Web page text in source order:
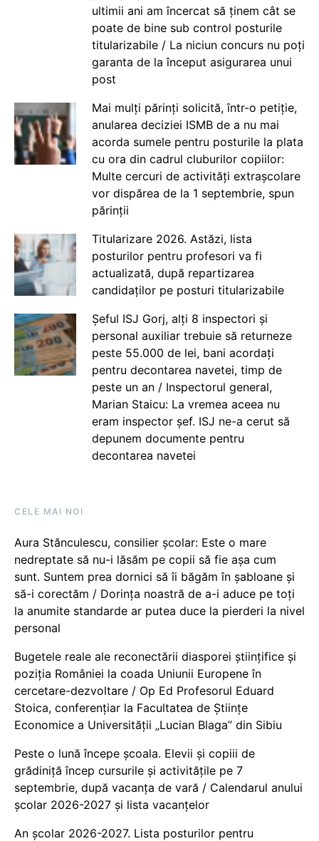
ultimii ani am încercat să ținem cât se
poate de bine sub control posturile
titularizabile / La niciun concurs nu poți
garanta de la început asigurarea unui
post
Mai mulți părinți solicită, într-o petiție,
anularea deciziei ISMB de a nu mai
acorda sumele pentru posturile la plata
cu ora din cadrul cluburilor copiilor:
Multe cercuri de activități extrașcolare
vor dispărea de la 1 septembrie, spun
părinții
Titularizare 2026. Astăzi, lista
posturilor pentru profesori va fi
actualizată, după repartizarea
candidaților pe posturi titularizabile
Șeful ISJ Gorj, alți 8 inspectori și
personal auxiliar trebuie să returneze
peste 55.000 de lei, bani acordați
pentru decontarea navetei, timp de
peste un an / Inspectorul general,
Marian Staicu: La vremea aceea nu
eram inspector șef. ISJ ne-a cerut să
depunem documente pentru
decontarea navetei
CELE MAI NOI
Aura Stănculescu, consilier școlar: Este o mare
nedreptate să nu-i lăsăm pe copii să fie așa cum
sunt. Suntem prea dornici să îi băgăm în șabloane și
să-i corectăm / Dorința noastră de a-i aduce pe toți
la anumite standarde ar putea duce la pierderi la nivel
personal
Bugetele reale ale reconectării diasporei științifice și
poziția României la coada Uniunii Europene în
cercetare-dezvoltare / Op Ed Profesorul Eduard
Stoica, conferențiar la Facultatea de Științe
Economice a Universității „Lucian Blaga” din Sibiu
Peste o lună începe școala. Elevii și copiii de
grădiniță încep cursurile și activitățile pe 7
septembrie, după vacanța de vară / Calendarul anului
școlar 2026-2027 și lista vacanțelor
An școlar 2026-2027. Lista posturilor pentru